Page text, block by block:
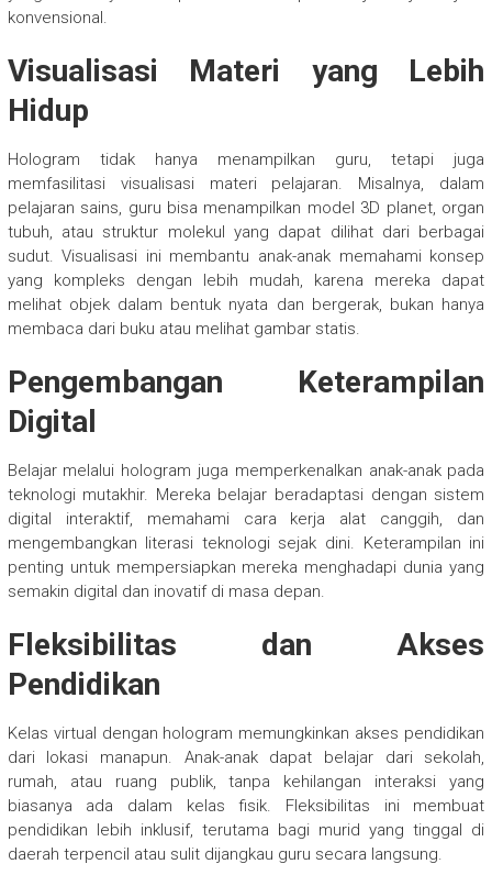
konvensional.
Visualisasi Materi yang Lebih
Hidup
Hologram tidak hanya menampilkan guru, tetapi juga
memfasilitasi visualisasi materi pelajaran. Misalnya, dalam
pelajaran sains, guru bisa menampilkan model 3D planet, organ
tubuh, atau struktur molekul yang dapat dilihat dari berbagai
sudut. Visualisasi ini membantu anak-anak memahami konsep
yang kompleks dengan lebih mudah, karena mereka dapat
melihat objek dalam bentuk nyata dan bergerak, bukan hanya
membaca dari buku atau melihat gambar statis.
Pengembangan Keterampilan
Digital
Belajar melalui hologram juga memperkenalkan anak-anak pada
teknologi mutakhir. Mereka belajar beradaptasi dengan sistem
digital interaktif, memahami cara kerja alat canggih, dan
mengembangkan literasi teknologi sejak dini. Keterampilan ini
penting untuk mempersiapkan mereka menghadapi dunia yang
semakin digital dan inovatif di masa depan.
Fleksibilitas dan Akses
Pendidikan
Kelas virtual dengan hologram memungkinkan akses pendidikan
dari lokasi manapun. Anak-anak dapat belajar dari sekolah,
rumah, atau ruang publik, tanpa kehilangan interaksi yang
biasanya ada dalam kelas fisik. Fleksibilitas ini membuat
pendidikan lebih inklusif, terutama bagi murid yang tinggal di
daerah terpencil atau sulit dijangkau guru secara langsung.